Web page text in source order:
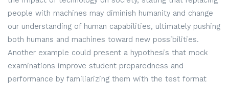
people with machines may diminish humanity and change
our understanding of human capabilities, ultimately pushing
both humans and machines toward new possibilities.
Another example could present a hypothesis that mock
examinations improve student preparedness and
performance by familiarizing them with the test format